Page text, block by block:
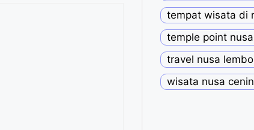
tempat wisata di
temple point
travel nusa
wisata nusa